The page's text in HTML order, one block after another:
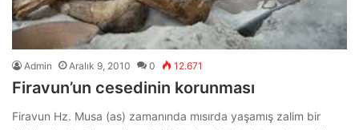
Admin Aralık 9, 2010 0 12.671
Firavun’un cesedinin korunması
Firavun Hz. Musa (as) zamanında mısırda yaşamış zalim bir